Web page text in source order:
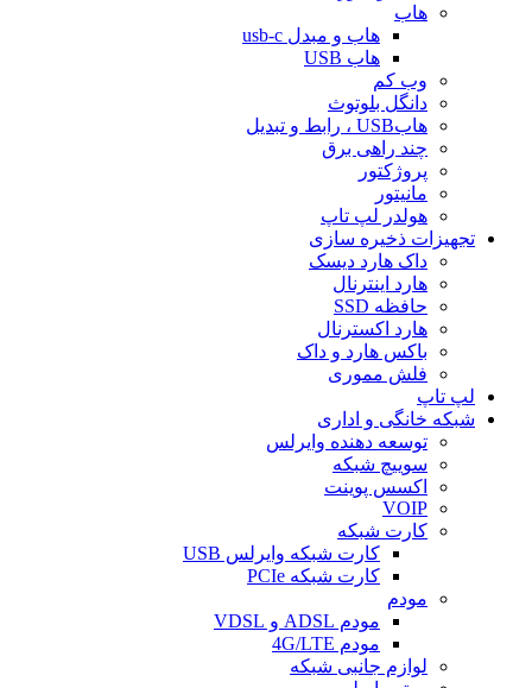
هاب
هاب و مبدل usb-c
هاب USB
وب کم
دانگل بلوتوث
هابUSB ، رابط و تبدیل
چند راهی برق
پروژکتور
مانیتور
هولدر لپ تاپ
تجهیزات ذخیره سازی
داک هارد دیسک
هارد اینترنال
حافظه SSD
هارد اکسترنال
باکس هارد و داک
فلش مموری
لپ تاپ
شبکه خانگی و اداری
توسعه دهنده وایرلس
سوییچ شبکه
اکسس پوینت
VOIP
کارت شبکه
کارت شبکه وایرلس USB
کارت شبکه PCIe
مودم
مودم ADSL و VDSL
مودم 4G/LTE
لوازم جانبی شبکه